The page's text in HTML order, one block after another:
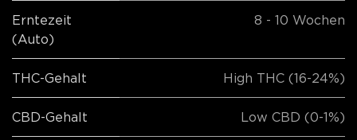
Erntezeit
(Auto)
8 - 10 Wochen
THC-Gehalt High THC (16-24%)
CBD-Gehalt Low CBD (0-1%)